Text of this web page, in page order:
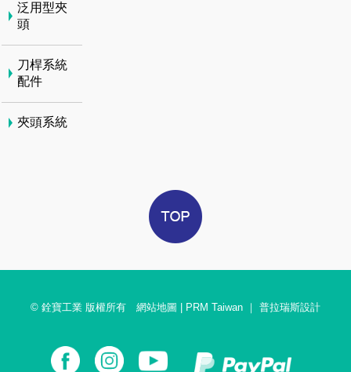
泛用型夾
頭
刀桿系統
配件
夾頭系統
© 銓寶工業 版權所有 網站地圖 PRM Taiwan ｜ 普拉瑞斯設計